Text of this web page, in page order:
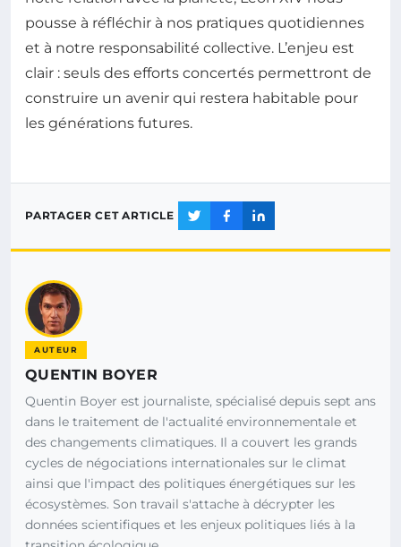
pousse à réfléchir à nos pratiques quotidiennes
et à notre responsabilité collective. L’enjeu est
clair : seuls des efforts concertés permettront de
construire un avenir qui restera habitable pour
les générations futures.
PARTAGER CET ARTICLE
AUTEUR
QUENTIN BOYER
Quentin Boyer est journaliste, spécialisé depuis sept ans
dans le traitement de l'actualité environnementale et
des changements climatiques. Il a couvert les grands
cycles de négociations internationales sur le climat
ainsi que l'impact des politiques énergétiques sur les
écosystèmes. Son travail s'attache à décrypter les
données scientifiques et les enjeux politiques liés à la